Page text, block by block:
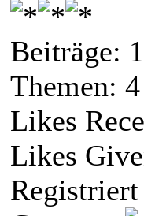
Beiträge:
Themen: 4
Likes
Likes